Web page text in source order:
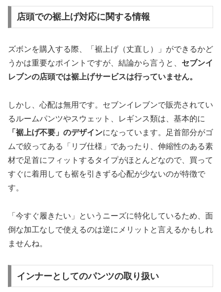
店頭での裾上げ対応に関する情報
ズボンを購入する際、「裾上げ（丈直し）」ができるかど
うかは重要なポイントですが、結論から言うと、 セブンイ
レブンの店頭では裾上げサービスは行っていません。
しかし、心配は無用です。セブンイレブンで販売されてい
るルームパンツやスウェット、レギンス類は、基本的に
「裾上げ不要」のデザインになっています。足首部分がゴ
ムで絞ってある「リブ仕様」であったり、伸縮性のある素
材で足首にフィットするタイプがほとんどなので、買って
すぐに着用しても裾を引きずる心配が少ないのが特徴で
す。
「今すぐ履きたい」というニーズに特化しているため、面
倒な加工なしで使えるのは逆にメリットと言えるかもしれ
ませんね。
インナーとしてのパンツの取り扱い